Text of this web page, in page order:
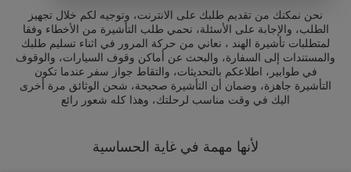
نحن نمكنك من تقديم طلبك على الانترنت، وتوجيه لكم خلال تجهيز
الطلب، والإجابة على الأسئلة، نحمي طلب التأشيرة من الأخطاء وفقا
لمتطلبات تأشيرة الهند ، نعاني من حركة المرور في اثناء تسليم طلبك
والمستندات إلى السفارة، والبحث عن أماكن وقوف السيارات، والوقوف
في طوابير، اطلاعكم بالتحديثات، والتقاط جواز سفر عندما تكون
التأشيرة جاهزة، وضمان أن التأشيرة صحيحة، شحن الوثائق مرة أخرى
اليك في وقت مناسب لرحلتك، وهذا كله شعور رائع
لأنها مهمة في غاية الحساسية